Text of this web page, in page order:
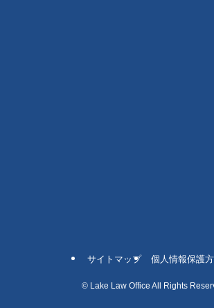
サイトマップ 個人情報保護
© Lake Law Office All Rights